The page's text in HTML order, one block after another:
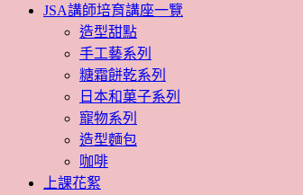
JSA講師培育講座一覽
造型甜點
手工藝系列
糖霜餅乾系列
日本和菓子系列
寵物系列
造型麵包
咖啡
上課花絮